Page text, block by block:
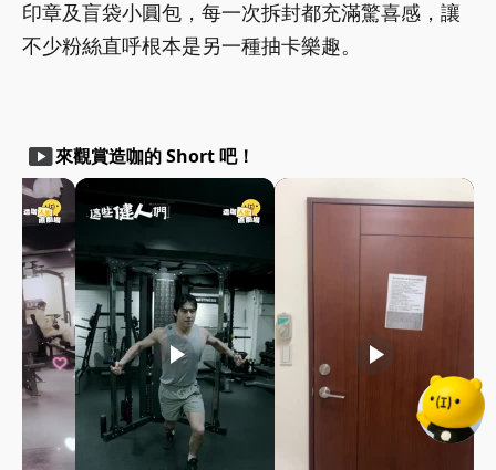
印章及盲袋小圓包，每一次拆封都充滿驚喜感，讓
不少粉絲直呼根本是另一種抽卡樂趣。
smart_display來觀賞造咖的 Short 吧！
play_arrow play_arrow